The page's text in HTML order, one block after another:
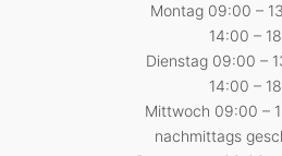
Montag 09:00 –
14:00 –
Dienstag 09:00 –
14:00 –
Mittwoch 09:00 –
nachmittags